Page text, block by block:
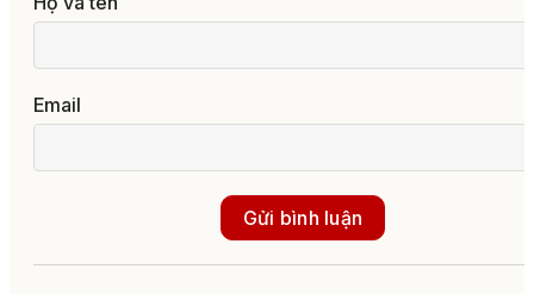
Email
Gửi bình luận